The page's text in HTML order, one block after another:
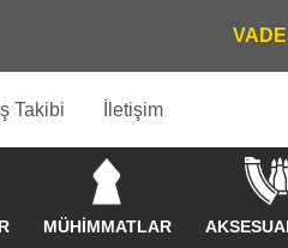
Takibi İletişim
MÜHİMMATLAR